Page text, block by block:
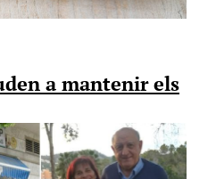
a mantenir els